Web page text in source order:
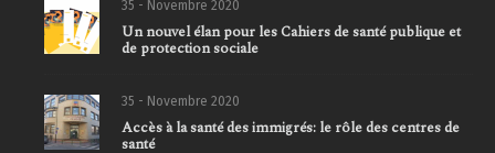
35 - Novembre 2020
Un nouvel élan pour les Cahiers de santé publique et
de protection sociale
35 - Novembre 2020
Accès à la santé des immigrés: le rôle des centres de
santé